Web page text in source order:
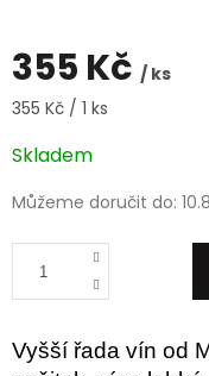
355 Kč / ks
Měrná
355 Kč / 1 ks
Skladem
Můžeme doručit do:
Vyšší řada vín od